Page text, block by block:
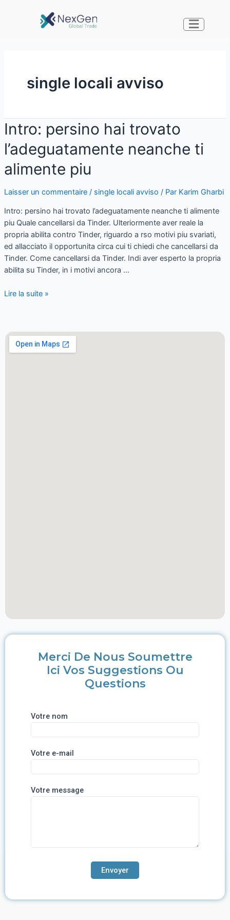
single locali avviso
Intro: persino hai trovato
l’adeguatamente neanche ti
alimente piu
Laisser un commentaire / single locali avviso / Par Karim Gharbi
Intro: persino hai trovato l’adeguatamente neanche ti alimente
piu Quale cancellarsi da Tinder. Ulteriormente aver reale la
propria abilita contro Tinder, riguardo a rso motivi piu svariati,
ed allacciato il opportunita circa cui ti chiedi che cancellarsi da
Tinder. Come cancellarsi da Tinder. Indi aver esperto la propria
abilita su Tinder, in i motivi ancora …
Lire la suite »
Merci De Nous Soumettre
Ici Vos Suggestions Ou
Questions
Votre nom
Votre e-mail
Votre message